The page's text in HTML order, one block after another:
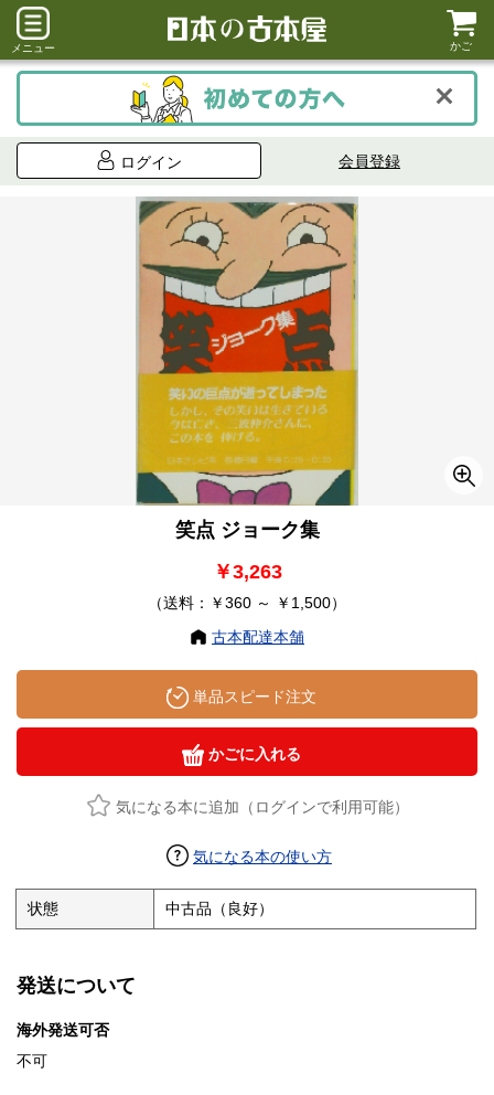
メニュー かご
ログイン 会員登録
笑点 ジョーク集
￥3,263
（送料：￥360 ～ ￥1,500）
古本配達本舗
単品スピード注文
かごに入れる
気になる本に追加（ログインで利用可能）
気になる本の使い方
状態 中古品（良好）
発送について
海外発送可否
不可